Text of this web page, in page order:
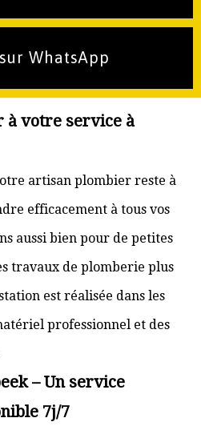
WhatsApp
à votre service à
artisan plombier reste à
efficacement à tous vos
aussi bien pour de petites
travaux de plomberie plus
est réalisée dans les
professionnel et des
– Un service
7j/7